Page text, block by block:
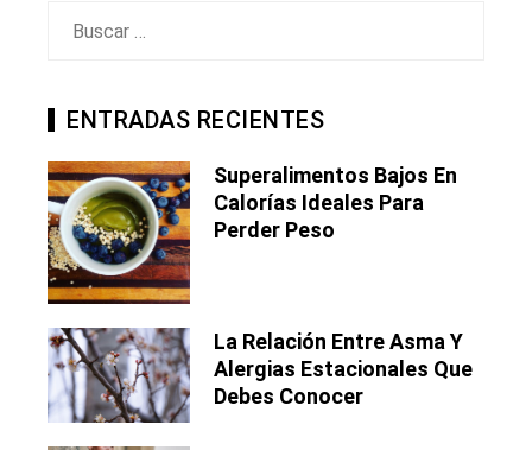
ENTRADAS RECIENTES
Superalimentos Bajos En
Calorías Ideales Para
Perder Peso
La Relación Entre Asma Y
Alergias Estacionales Que
Debes Conocer